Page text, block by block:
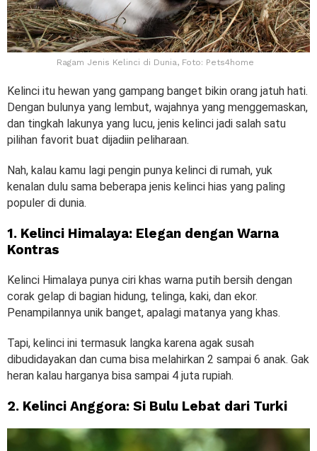
Ragam Jenis Kelinci di Dunia, Foto: Pets4home
Kelinci itu hewan yang gampang banget bikin orang jatuh hati.
Dengan bulunya yang lembut, wajahnya yang menggemaskan,
dan tingkah lakunya yang lucu, jenis kelinci jadi salah satu
pilihan favorit buat dijadiin peliharaan.
Nah, kalau kamu lagi pengin punya kelinci di rumah, yuk
kenalan dulu sama beberapa jenis kelinci hias yang paling
populer di dunia.
1. Kelinci Himalaya: Elegan dengan Warna
Kontras
Kelinci Himalaya punya ciri khas warna putih bersih dengan
corak gelap di bagian hidung, telinga, kaki, dan ekor.
Penampilannya unik banget, apalagi matanya yang khas.
Tapi, kelinci ini termasuk langka karena agak susah
dibudidayakan dan cuma bisa melahirkan 2 sampai 6 anak. Gak
heran kalau harganya bisa sampai 4 juta rupiah.
2. Kelinci Anggora: Si Bulu Lebat dari Turki